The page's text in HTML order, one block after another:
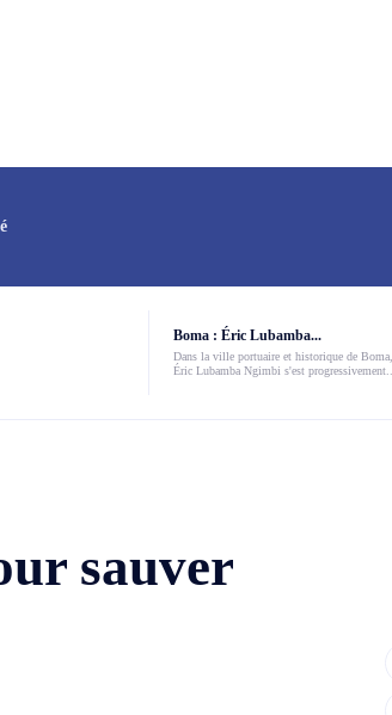
Boma : Éric Lubamba...
Dans la ville portuaire et historique de Boma,
Éric Lubamba Ngimbi s'est progressivement...
sauver